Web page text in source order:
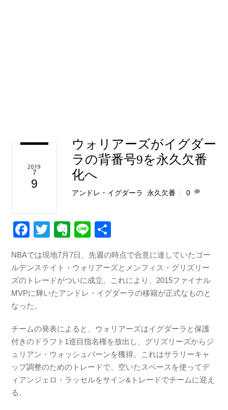
2019
7
9
ウォリアーズがイグダー
ラの背番号9を永久欠番
化へ
アンドレ・イグダーラ 永久欠番 0
F
c
e
b
o
o
k
T
tt
er
E
er
n
ot
Li
e
NBAでは現地7月7日、先週の時点で合意に達していたゴー
ルデンステイト・ウォリアーズとメンフィス・グリズリー
ズのトレードがついに成立。これにより、2015ファイナル
MVPに輝いたアンドレ・イグダーラの移籍が正式なものと
なった。
チームの発表によると、ウォリアーズはイグダーラと保護
付きのドラフト1巡目指名権を放出し、グリズリーズからジ
ュリアン・ウォッシュバーンを獲得。これはサラリーキャ
ップ調整のためのトレードで、空いたスペースを使ってデ
ィアンジェロ・ラッセルをサイン&トレードでチームに迎え
る。